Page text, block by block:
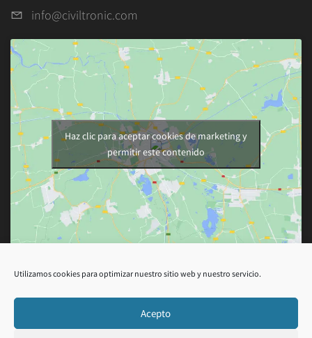
Utilizamos cookies para optimizar nuestro sitio web y nuestro servicio.
Acepto
info@civiltronic.com
Haz clic para aceptar cookies de marketing y
permitir este contenido